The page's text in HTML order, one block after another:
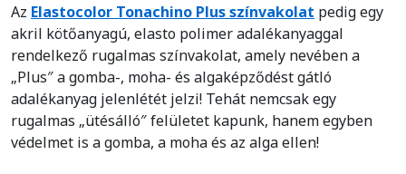
Az Elastocolor Tonachino Plus színvakolat pedig egy
akril kötőanyagú, elasto polimer adalékanyaggal
rendelkező rugalmas színvakolat, amely nevében a
„Plus″ a gomba-, moha- és algaképződést gátló
adalékanyag jelenlétét jelzi! Tehát nemcsak egy
rugalmas „ütésálló″ felületet kapunk, hanem egyben
védelmet is a gomba, a moha és az alga ellen!